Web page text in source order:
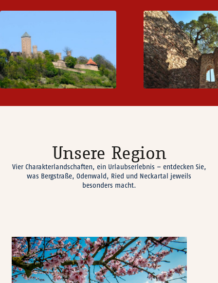
Unsere Region
Vier Charakterlandschaften, ein Urlaubserlebnis – entdecken Sie,
was Bergstraße, Odenwald, Ried und Neckartal jeweils
besonders macht.